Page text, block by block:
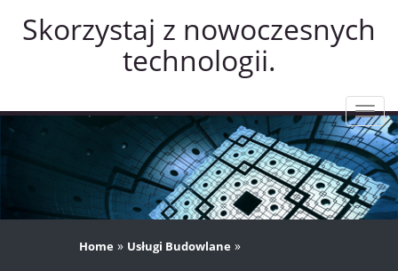
Skorzystaj z nowoczesnych
technologii.
Home » Usługi Budowlane »